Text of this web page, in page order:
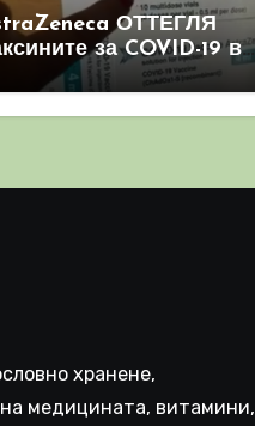
ОТТЕГЛЯ
за COVID-19 в
мащаб, след
призна, че те
хранене,
медицината, витамини,